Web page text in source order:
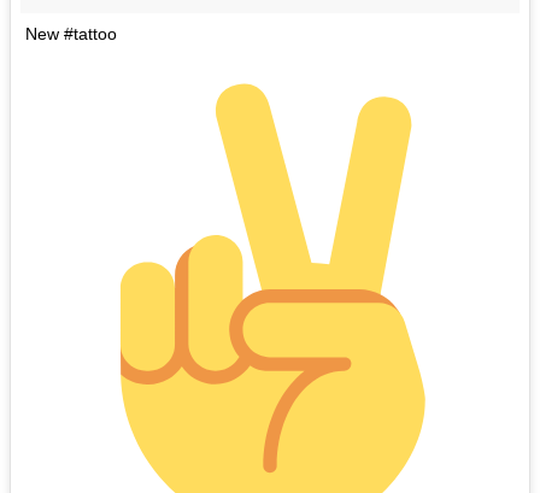
New #tattoo